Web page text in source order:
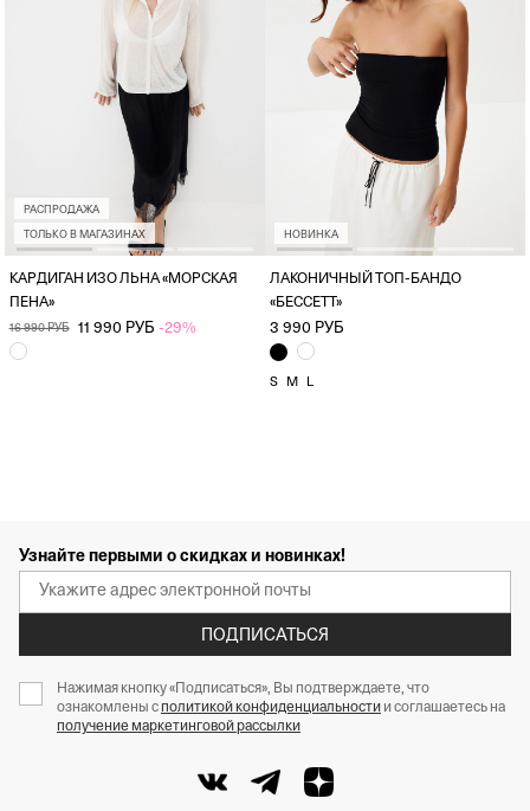
РАСПРОДАЖА
ТОЛЬКО В МАГАЗИНАХ
КАРДИГАН ИЗО ЛЬНА «МОРСКАЯ
ПЕНА»
16 990 РУБ 11 990 РУБ -29%
НОВИНКА
ЛАКОНИЧНЫЙ ТОП-БАНДО
«БЕССЕТТ»
3 990 РУБ
S M L
Узнайте первыми о скидках и новинках!
ПОДПИСАТЬСЯ
Нажимая кнопку «Подписаться», Вы подтверждаете, что
ознакомлены с политикой конфиденциальности и соглашаетесь на
получение маркетинговой рассылки